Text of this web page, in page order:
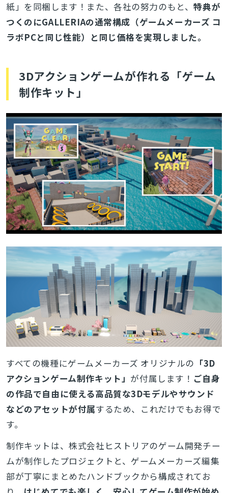
紙」を同梱します！また、各社の努力のもと、特典が
つくのにGALLERIAの通常構成（ゲームメーカーズ コ
ラボPCと同じ性能）と同じ価格を実現しました。
3Dアクションゲームが作れる「ゲーム
制作キット」
すべての機種にゲームメーカーズ オリジナルの 「3D
アクションゲーム制作キット」 が付属します！ ご自身
の作品で自由に使える高品質な3Dモデルやサウンド
などのアセットが付属するため、これだけでもお得で
す。
制作キットは、株式会社ヒストリアのゲーム開発チー
ムが制作したプロジェクトと、ゲームメーカーズ編集
部が丁寧にまとめたハンドブックから構成されてお